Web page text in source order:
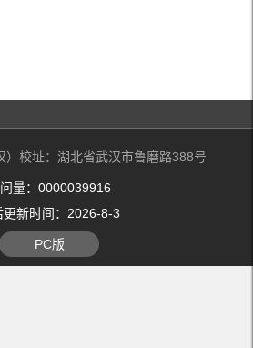
）校址：湖北省武汉市鲁磨路388号
量： 0000039916
新时间： 2026-8-3
PC版